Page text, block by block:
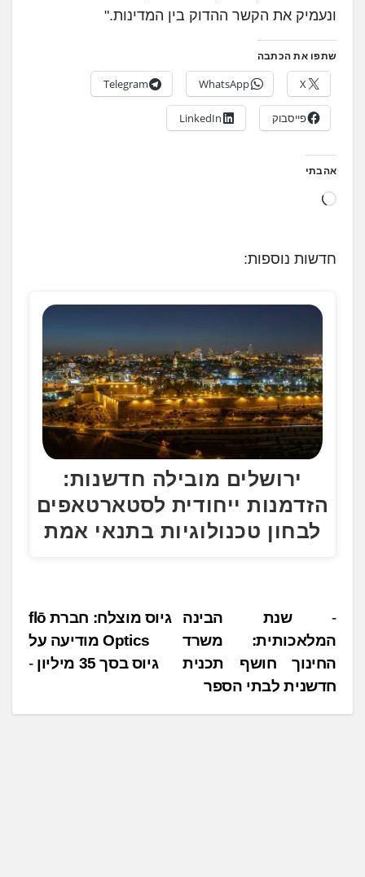
ונעמיק את הקשר ההדוק בין המדינות."
שתפו את הכתבה
X
WhatsApp
Telegram
פייסבוק LinkedIn
אהבתי
ט
.
חדשות נוספות:
ירושלים מובילה חדשנות:
הזדמנות ייחודית לסטארטאפים
לבחון טכנולוגיות בתנאי אמת
נ
י
ו
גיוס מוצלח: חברת flō
Optics מודיעה על
גיוס בסך 35 מיליון
שנת הבינה
המלאכותית: משרד
החינוך חושף תכנית
חדשנית לבתי הספר